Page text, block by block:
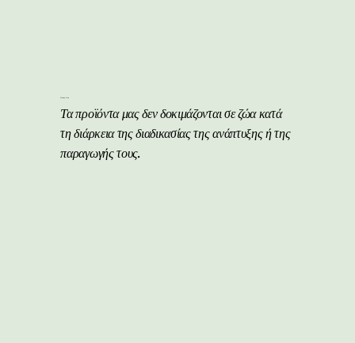
Cruelty Free
Τα προϊόντα μας δεν δοκιμάζονται σε ζώα κατά
τη διάρκεια της διαδικασίας της ανάπτυξης ή της
παραγωγής τους.